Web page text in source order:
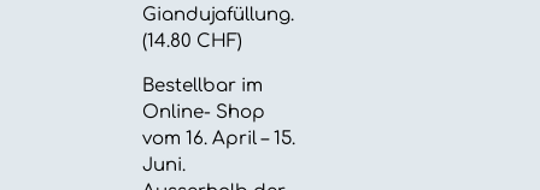
Giandujafüllung.
(14.80 CHF)
Bestellbar im
Online- Shop
vom 16. April – 15.
Juni.